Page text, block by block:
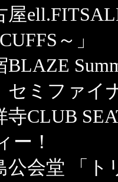
屋
～」
BLAZE
セミファイ
寺CLUB
ー！
公会堂 「